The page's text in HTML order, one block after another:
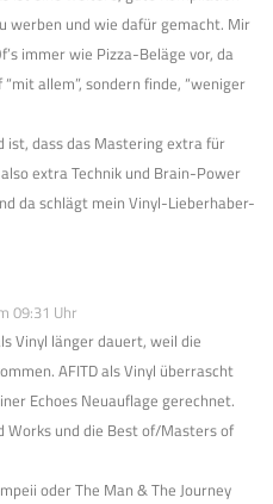
werben und wie dafür gemacht. Mir
immer wie Pizza-Beläge vor, da
allem”, sondern finde, “weniger
ist, dass das Mastering extra für
extra Technik und Brain-Power
da schlägt mein Vinyl-Lieberhaber-
09:31 Uhr
Vinyl länger dauert, weil die
AFITD als Vinyl überrascht
Echoes Neuauflage gerechnet.
Works und die Best of/Masters of
oder The Man & The Journey